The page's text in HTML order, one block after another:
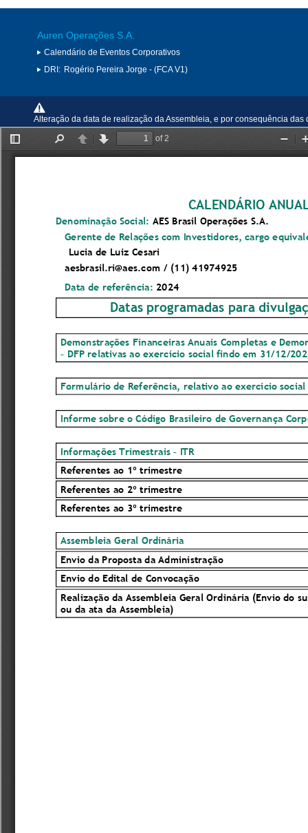
Auren Operações S.A.
Calendário de Eventos Corporativos
DRI: Rogério Pereira Jorge - (FCA V1)
Alteração da data de realização da Assembleia, e por consequência